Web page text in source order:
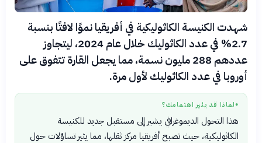
شهدت الكنيسة الكاثوليكية في أفريقيا نموًا لافتًا بنسبة
2.7% في عدد الكاثوليك خلال عام 2024، ليتجاوز
عددهم 288 مليون نسمة، مما يجعل القارة تتفوق على
أوروبا في عدد الكاثوليك لأول مرة.
● لماذا قد يثير اهتمامك؟
هذا التحول الديموغرافي يشير إلى مستقبل جديد للكنيسة
الكاثوليكية، حيث تصبح أفريقيا مركز ثقلها، مما يثير تساؤلات حول